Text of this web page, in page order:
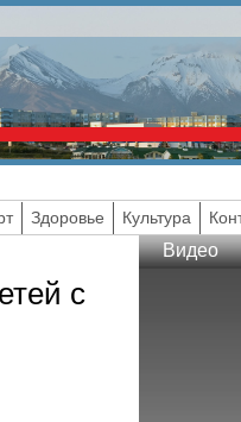
Здоровье Культура
с
Видео